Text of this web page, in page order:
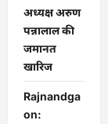
अध्यक्ष अरुण
पन्नालाल की
जमानत
खारिज
Rajnandga
on: